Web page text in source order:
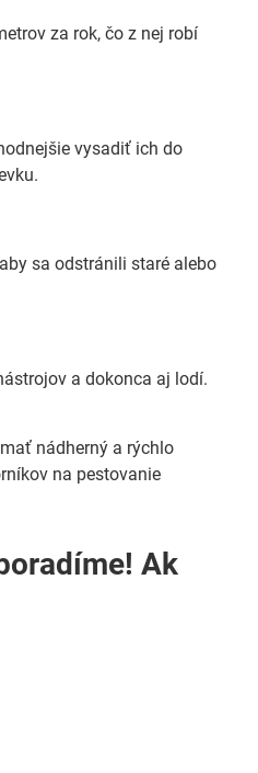
za rok, čo z nej robí
vysadiť ich do
sa odstránili staré alebo
a dokonca aj lodí.
nádherný a rýchlo
na pestovanie